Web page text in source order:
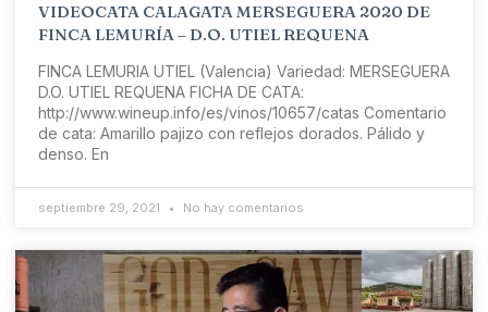
VIDEOCATA CALAGATA MERSEGUERA 2020 DE
FINCA LEMURÍA – D.O. UTIEL REQUENA
FINCA LEMURIA UTIEL (Valencia) Variedad: MERSEGUERA
D.O. UTIEL REQUENA FICHA DE CATA:
http://www.wineup.info/es/vinos/10657/catas Comentario
de cata: Amarillo pajizo con reflejos dorados. Pálido y
denso. En
septiembre 29, 2021 No hay comentarios